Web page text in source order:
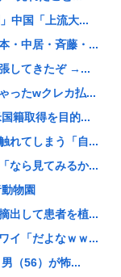
中国「上流大...
・中居・斉藤・...
してきたぞ →...
ったwクレカ払...
籍取得を目的...
れてしまう「自...
なら見てみるか...
物園
出して患者を植...
イ「だよなｗｗ...
（56）が怖...